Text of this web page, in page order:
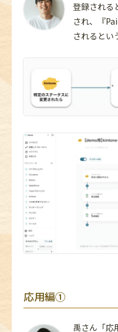
登録される
され、『
されるとい
応用編①
禹さん「